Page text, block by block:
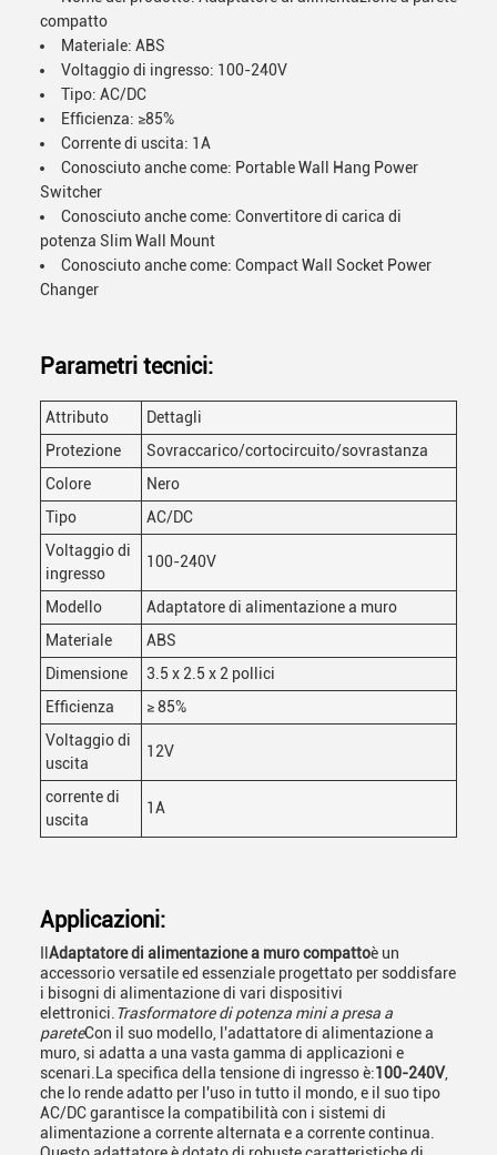
compatto
Materiale: ABS
Voltaggio di ingresso: 100-240V
Tipo: AC/DC
Efficienza: ≥85%
Corrente di uscita: 1A
Conosciuto anche come: Portable Wall Hang Power
Switcher
Conosciuto anche come: Convertitore di carica di
potenza Slim Wall Mount
Conosciuto anche come: Compact Wall Socket Power
Changer
Parametri tecnici:
Attributo
Dettagli
Protezione
Sovraccarico/cortocircuito/sovrastanza
Colore
Nero
Tipo
AC/DC
Voltaggio di
ingresso
100-240V
Modello
Adaptatore di alimentazione a muro
Materiale
ABS
Dimensione
3.5 x 2.5 x 2 pollici
Efficienza
≥ 85%
Voltaggio di
uscita
12V
corrente di
uscita
1A
Applicazioni:
Adaptatore di alimentazione a muro compattoè un
accessorio versatile ed essenziale progettato per soddisfare
i bisogni di alimentazione di vari dispositivi
elettronici. Trasformatore di potenza mini a presa a
pareteCon il suo modello, l'adattatore di alimentazione a
muro, si adatta a una vasta gamma di applicazioni e
scenari.La specifica della tensione di ingresso è:100-240V
che lo rende adatto per l'uso in tutto il mondo, e il suo tipo
AC/DC garantisce la compatibilità con i sistemi di
alimentazione a corrente alternata e a corrente continua.